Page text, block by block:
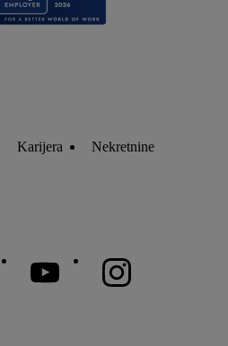
Karijera Nekretnine